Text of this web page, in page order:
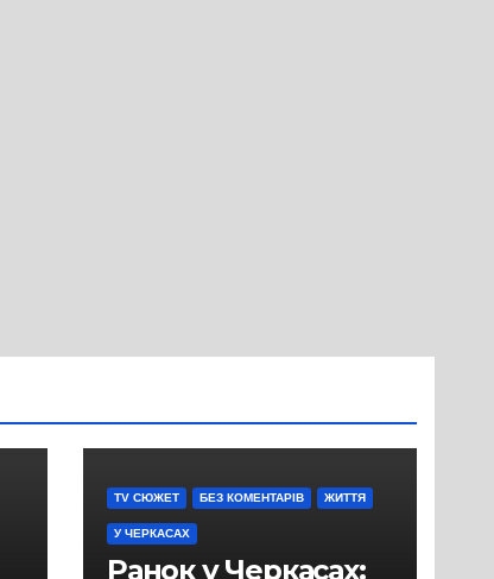
TV СЮЖЕТ БЕЗ КОМЕНТАРІВ ЖИТТЯ
У ЧЕРКАСАХ
Ранок у Черкасах: